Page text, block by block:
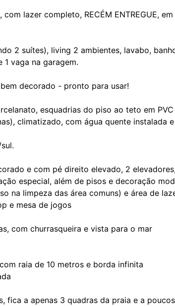
lazer completo, RECÉM ENTREGUE,
2 suítes), living 2 ambientes, lavabo,
1 vaga na garagem.
decorado - pronto para usar!
esquadrias do piso ao teto em
climatizado, com água quente instalada
e com pé direito elevado, 2
especial, além de pisos e decoração
na limpeza das área comuns) e área de
e mesa de jogos
com churrasqueira e vista para o mar
raia de 10 metros e borda infinita
fica a apenas 3 quadras da praia e a